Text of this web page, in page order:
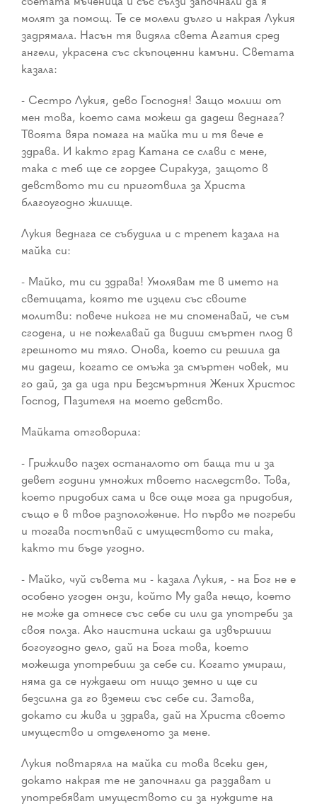
молят за помощ. Те се молели дълго и накрая Лукия
задрямала. Насън тя видяла света Агатия сред
ангели, украсена със скъпоценни камъни. Светата
казала:
- Сестро Лукия, дево Господня! Защо молиш от
мен това, което сама можеш да дадеш веднага?
Твоята вяра помага на майка ти и тя вече е
здрава. И както град Катана се слави с мене,
така с теб ще се гордее Сиракуза, защото в
девството ти си приготвила за Христа
благоугодно жилище.
Лукия веднага се събудила и с трепет казала на
майка си:
- Майко, ти си здрава! Умолявам те в името на
светицата, която те изцели със своите
молитви: повече никога не ми споменавай, че съм
сгодена, и не пожелавай да видиш смъртен плод в
грешното ми тяло. Онова, което си решила да
ми дадеш, когато се омъжа за смъртен човек, ми
го дай, за да ида при Безсмъртния Жених Христос
Господ, Пазителя на моето девство.
Майката отговорила:
- Грижливо пазех останалото от баща ти и за
девет години умножих твоето наследство. Това,
което придобих сама и все още мога да придобия,
също е в твое разположение. Но първо ме погреби
и тогава постъпвай с имуществото си така,
както ти бъде угодно.
- Майко, чуй съвета ми - казала Лукия, - на Бог не е
особено угоден онзи, който Му дава нещо, което
не може да отнесе със себе си или да употреби за
своя полза. Ако наистина искаш да извършиш
богоугодно дело, дай на Бога това, което
можешда употребиш за себе си. Когато умираш,
няма да се нуждаеш от нищо земно и ще си
безсилна да го вземеш със себе си. Затова,
докато си жива и здрава, дай на Христа своето
имущество и отделеното за мене.
Лукия повтаряла на майка си това всеки ден,
докато накрая те не започнали да раздават и
употребяват имуществото си за нуждите на